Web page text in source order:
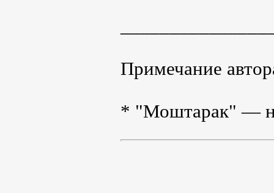
Примечание
* "Моштарак" —